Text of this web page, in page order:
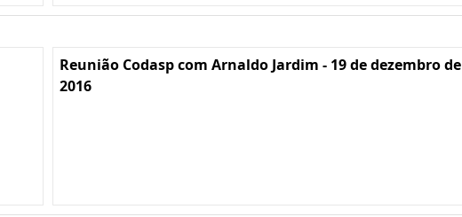
Reunião Codasp com Arnaldo Jardim - 19 de dezembro de
2016